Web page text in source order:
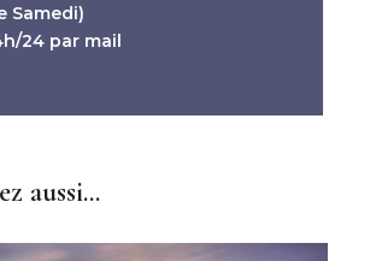
Samedi)
24 par mail
: Cilaos - Saint Gilles
: Le Piton Maïdo
aussi...